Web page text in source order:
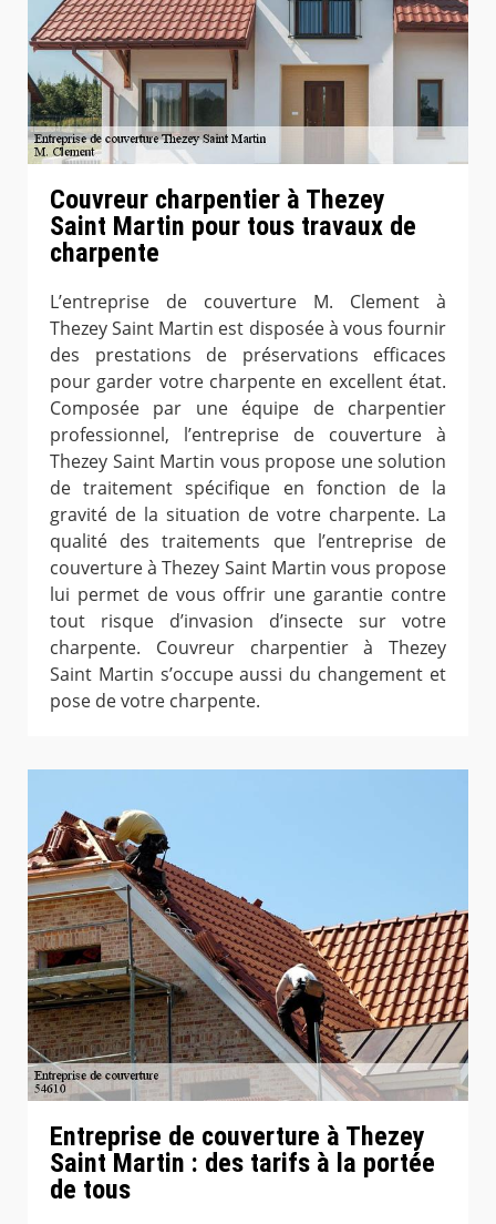
Couvreur charpentier à Thezey
Saint Martin pour tous travaux de
charpente
L’entreprise de couverture M. Clement à
Thezey Saint Martin est disposée à vous fournir
des prestations de préservations efficaces
pour garder votre charpente en excellent état.
Composée par une équipe de charpentier
professionnel, l’entreprise de couverture à
Thezey Saint Martin vous propose une solution
de traitement spécifique en fonction de la
gravité de la situation de votre charpente. La
qualité des traitements que l’entreprise de
couverture à Thezey Saint Martin vous propose
lui permet de vous offrir une garantie contre
tout risque d’invasion d’insecte sur votre
charpente. Couvreur charpentier à Thezey
Saint Martin s’occupe aussi du changement et
pose de votre charpente.
Entreprise de couverture à Thezey
Saint Martin : des tarifs à la portée
de tous